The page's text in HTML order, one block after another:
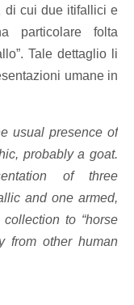
di cui due itifallici e
particolare folta
Tale dettaglio li
umane in
usual presence of
probably a goat.
of three
and one armed,
to “horse
from other human